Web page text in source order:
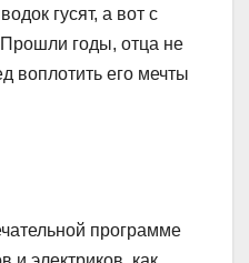
гусят, а вот с
годы, отца не
воплотить его мечты
программе